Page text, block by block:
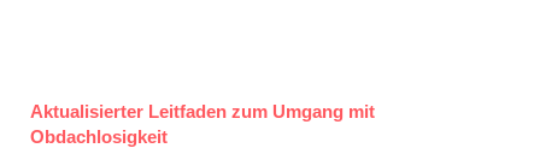
Aktualisierter Leitfaden zum Umgang mit
Obdachlosigkeit